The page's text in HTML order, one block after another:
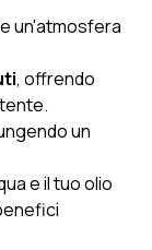
un'atmosfera
, offrendo
un
e il tuo olio